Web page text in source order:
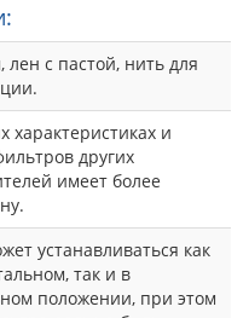
лен с пастой, нить для
характеристиках и
других
имеет более
устанавливаться как
так и в
положении, при этом